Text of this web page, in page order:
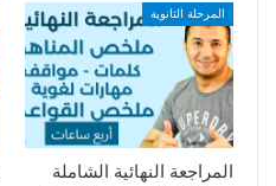
المرحلة الثانوية
المراجعة النهائية الشاملة